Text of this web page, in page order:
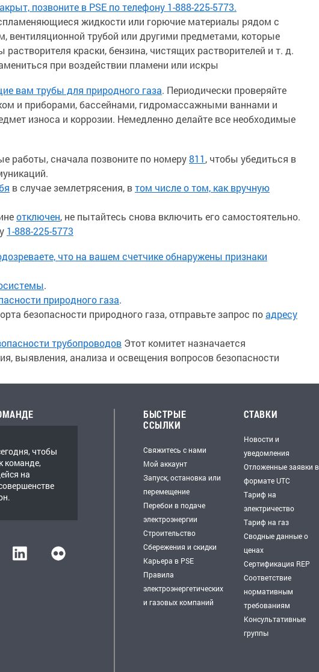
позвоните в PSE по телефону 1-888-225-5773.
жидкости или горючие материалы рядом с
вентиляционной трубой или другими предметами, которые
краски, бензина, чистящих растворителей и т. д.
при воздействии пламени или искры
вам трубы для природного газа. Периодически проверяйте
и приборами, бассейнами, гидромассажными ваннами и
износа и коррозии. Немедленно делайте все необходимые
работы, сначала позвоните по номеру811, чтобы убедиться в
в случае землетрясения, втом числе о том, как вручную
отключен, не пытайтесь снова включить его самостоятельно.
1-888-225-5773
что на вашем счетчике обнаружены признаки
.
природного газа.
безопасности природного газа, отправьте запрос поадресу
трубопроводов Этот комитет назначается
выявления, анализа и освещения вопросов безопасности
чтобы
команде,
на
БЫСТРЫЕ
ССЫЛКИ
Свяжитесь с нами
Мой аккаунт
Запуск, остановка или
перемещение
Перебои в подаче
электроэнергии
Строительство
Сбережения и скидки
Карьера в PSE
Правила
электроэнергетических
и газовых компаний
СТАВКИ
Новости и
уведомления
Отложенные заявки в
формате UTC
Тариф на
электричество
Тариф на газ
Сводные данные о
ценах
Сертификация REP
Соответствие
нормативным
требованиям
Консультативные
группы